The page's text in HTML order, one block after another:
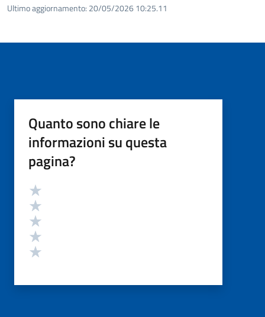
Ultimo aggiornamento: 20/05/2026 10:25.11
Quanto sono chiare le
informazioni su questa
pagina?
Valutazione